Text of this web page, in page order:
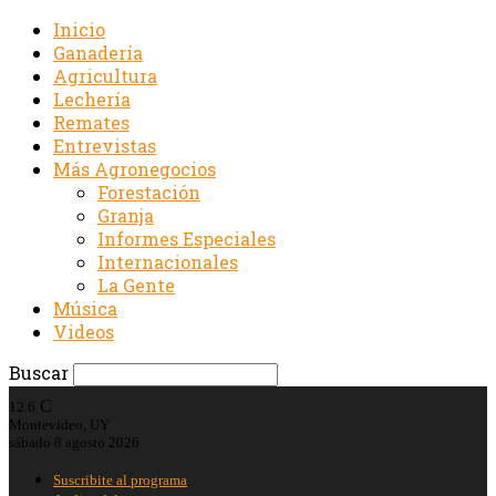
Inicio
Ganadería
Agricultura
Lechería
Remates
Entrevistas
Más Agronegocios
Forestación
Granja
Informes Especiales
Internacionales
La Gente
Música
Videos
Buscar
12.6 C
Montevideo, UY
sábado 8 agosto 2026
Suscribite al programa